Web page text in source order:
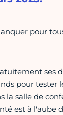
pour
ses
pour tester
la salle de
est à l'aube